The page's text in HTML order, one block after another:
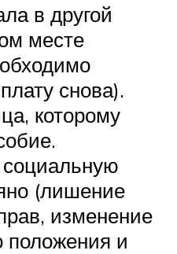
в другой
месте
снова).
которому
(лишение
изменение
положения и